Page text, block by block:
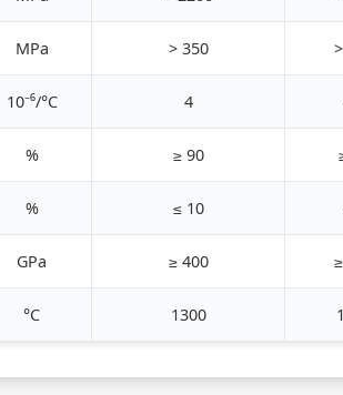
MPa > 350
10⁻⁶/°C 4
% ≥ 90
% ≤ 10
GPa ≥ 400
°C 1300